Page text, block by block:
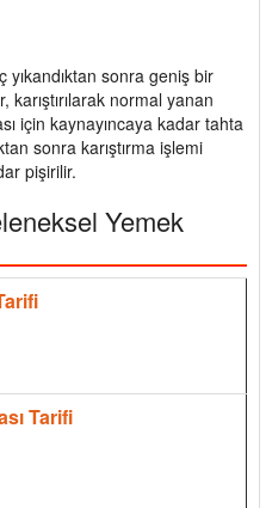
yıkandıktan sonra geniş bir
normal yanan
için kaynayıncaya kadar tahta
sonra karıştırma işlemi
pişirilir.
Yemek
Tarifi